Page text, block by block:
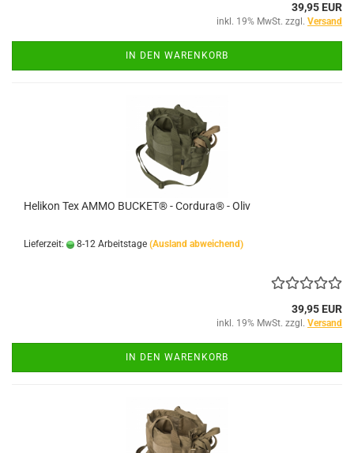
39,95 EUR
inkl. 19% MwSt. zzgl. Versand
IN DEN WARENKORB
Helikon Tex AMMO BUCKET® - Cordura® - Oliv
Lieferzeit: 8-12 Arbeitstage (Ausland abweichend)
39,95 EUR
inkl. 19% MwSt. zzgl. Versand
IN DEN WARENKORB